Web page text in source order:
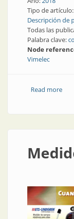
Tipo de artículo:
Descripción de
Todas las
Palabra clave:
Node
Vimelec
Read more